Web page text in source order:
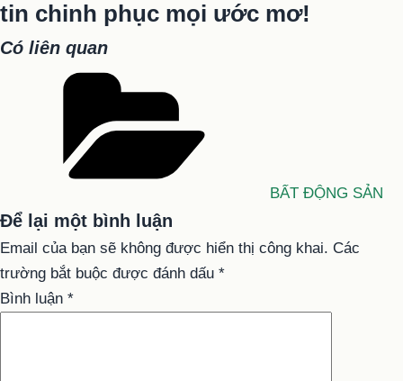
tin chinh phục mọi ước mơ!
Có liên quan
BẤT ĐỘNG SẢN
Để lại một bình luận
Email của bạn sẽ không được hiển thị công khai. Các
trường bắt buộc được đánh dấu *
Bình luận *